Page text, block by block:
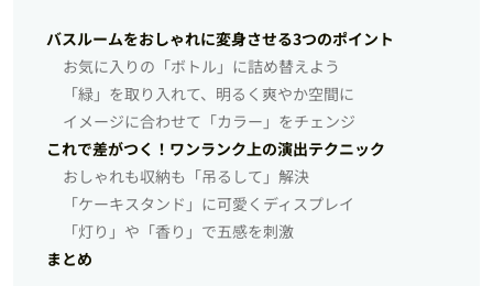
バスルームをおしゃれに変身させる3つのポイント
お気に入りの「ボトル」に詰め替えよう
「緑」を取り入れて、明るく爽やか空間に
イメージに合わせて「カラー」をチェンジ
これで差がつく！ワンランク上の演出テクニック
おしゃれも収納も「吊るして」解決
「ケーキスタンド」に可愛くディスプレイ
「灯り」や「香り」で五感を刺激
まとめ